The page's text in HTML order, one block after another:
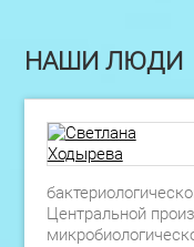
НАШИ ЛЮДИ
Центральной